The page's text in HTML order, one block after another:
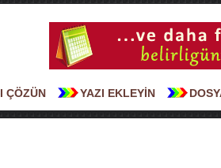
YAZI EKLEYİN
ÇÖZÜN